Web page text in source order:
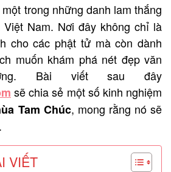
trong những danh lam thắng
Nam. Nơi đây không chỉ là
cho các phật tử mà còn dành
muốn khám phá nét đẹp văn
Bài viết sau đây
sẽ chia sẻ một số kinh nghiệm
Tam Chúc, mong rằng nó sẽ
VIẾT